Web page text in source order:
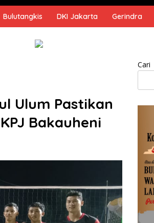
Bulutangkis DKI Jakarta Gerindra
Ulum Pastikan
Bakauheni
Cari